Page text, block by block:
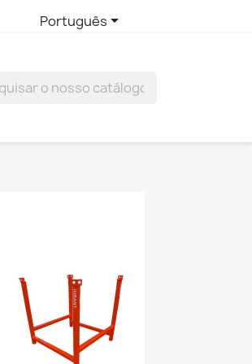
Português